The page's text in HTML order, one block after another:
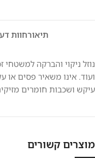
תיאורחוות
נוזל ניקוי והברקה
ועוד. אינו משאיר פסים או
עיקש ושכבות חומרים מזיקים. 500 מ"ל,
מוצרים קשורים